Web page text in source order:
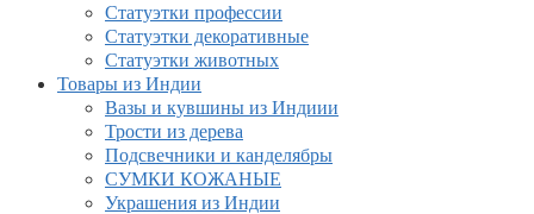
Статуэтки профессии
Статуэтки декоративные
Статуэтки животных
Товары из Индии
Вазы и кувшины из Индиии
Трости из дерева
Подсвечники и канделябры
СУМКИ КОЖАНЫЕ
Украшения из Индии